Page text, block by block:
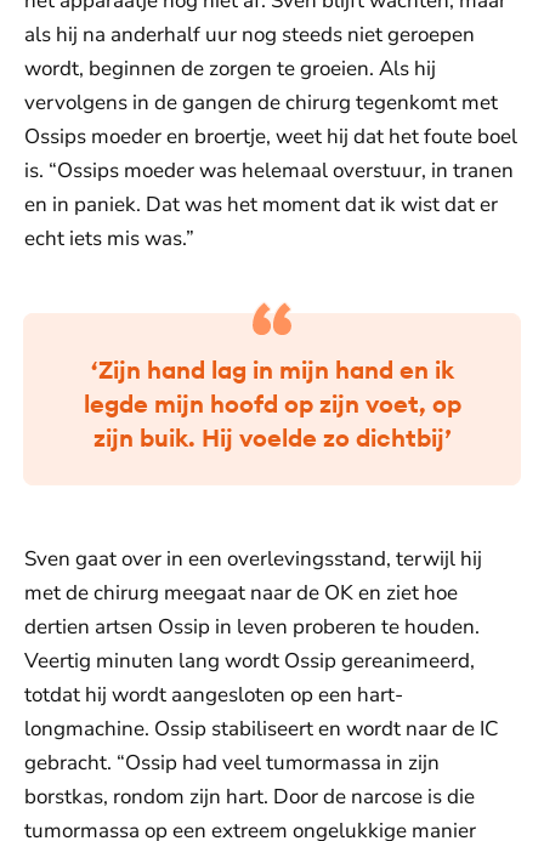
als hij na anderhalf uur nog steeds niet geroepen
wordt, beginnen de zorgen te groeien. Als hij
vervolgens in de gangen de chirurg tegenkomt met
Ossips moeder en broertje, weet hij dat het foute boel
is. “Ossips moeder was helemaal overstuur, in tranen
en in paniek. Dat was het moment dat ik wist dat er
echt iets mis was.”
‘Zijn hand lag in mijn hand en ik
legde mijn hoofd op zijn voet, op
zijn buik. Hij voelde zo dichtbij’
Sven gaat over in een overlevingsstand, terwijl hij
met de chirurg meegaat naar de OK en ziet hoe
dertien artsen Ossip in leven proberen te houden.
Veertig minuten lang wordt Ossip gereanimeerd,
totdat hij wordt aangesloten op een hart-
longmachine. Ossip stabiliseert en wordt naar de IC
gebracht. “Ossip had veel tumormassa in zijn
borstkas, rondom zijn hart. Door de narcose is die
tumormassa op een extreem ongelukkige manier